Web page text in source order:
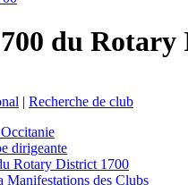
du
| Recherche de club
dirigeante
Rotary District 1700
Manifestations des Clubs